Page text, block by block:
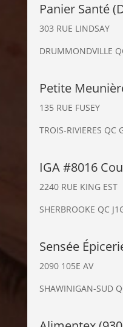
Panier Santé
303 RUE LINDSAY
DRUMMONDVILLE
Petite
135 RUE FUSEY
TROIS-RIVIERES QC
IGA #8016
2240 RUE KING EST
SHERBROOKE QC
Sensée
2090 105E AV
SHAWINIGAN-SUD